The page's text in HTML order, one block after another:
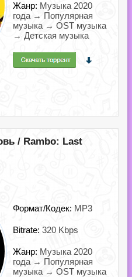
Жанр: Музыка 2020
года → Популярная
музыка → OST музыка
→ Детская музыка
/ Rambo: Last
Формат/Кодек: MP3
Bitrate: 320 Kbps
Жанр: Музыка 2020
года → Популярная
музыка → OST музыка